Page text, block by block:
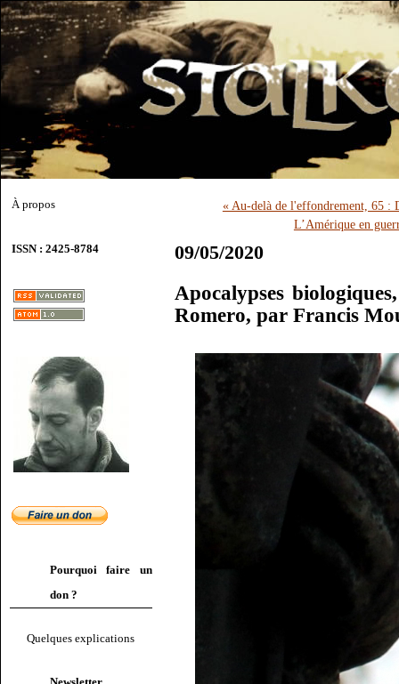
À propos
ISSN : 2425-8784
Pourquoi faire un
don ?
Quelques explications
« Au-delà de l'effondrement, 65 :
L’Amérique en
09/05/2020
Apocalypses
Romero, par Francis